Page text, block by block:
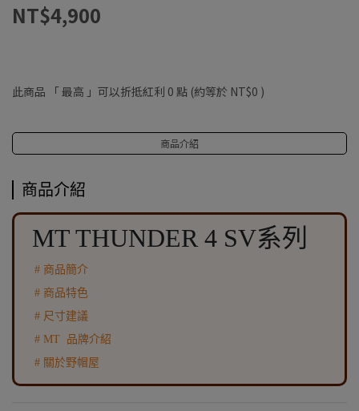
NT$4,900
此商品 「 最高 」可以折抵紅利 0 點 (約等於 NT$0 )
商品介紹
商品介紹
MT THUNDER 4 SV系列
# 商品簡介
# 商品特色
# 尺寸建議
# MT 品牌介紹
# 關於野帽屋